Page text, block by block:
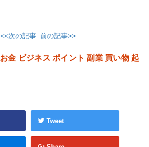
<<次の記事 前の記事>>
お金 ビジネス ポイント 副業 買い物 起
Tweet